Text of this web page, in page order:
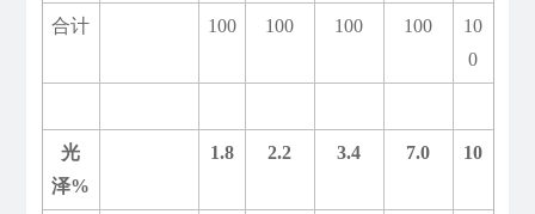
合计 100 100 100 100
10
0
光
泽%
1.8 2.2 3.4 7.0 10